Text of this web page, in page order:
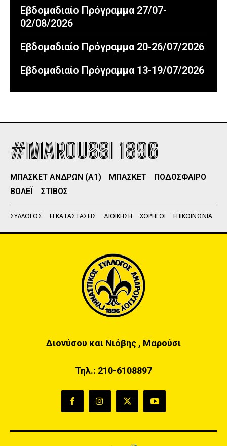
Εβδομαδιαίο Πρόγραμμα 27/07-
02/08/2026
Εβδομαδιαίο Πρόγραμμα 20-26/07/2026
Εβδομαδιαίο Πρόγραμμα 13-19/07/2026
#MAROUSSI 1896
ΜΠΑΣΚΕΤ ΑΝΔΡΩΝ (Α1) ΜΠΑΣΚΕΤ
ΠΟΔΟΣΦΑΙΡΟ
ΒΟΛΕΪ
ΣΤΙΒΟΣ
ΣΥΛΛΟΓΟΣ ΕΓΚΑΤΑΣΤΑΣΕΙΣ ΔΙΟΙΚΗΣΗ ΧΟΡΗΓΟΙ ΕΠΙΚΟΙΝΩΝΙΑ
Διονύσου και Νιόβης , Μαρούσι
Τηλ.: 210-6108897